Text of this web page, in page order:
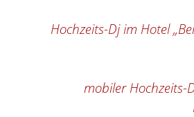
Hochzeits-Dj im Hotel
mobiler Hochzeits-